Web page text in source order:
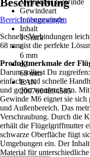
Metrisches Gewinde
Gewindeart
Innengewinde
Inhalt
1 Stück
d
6 mm
d2
68 mm
EAN
2007004694585
Bereich überspringen
Schnelle Verbindungen
68 mm ist die perfekte
Produktmerkmale der
Darum solltest Du
einfache und schnelle
und gelöst werden kann.
Gewinde M6 eignet sie
und Außenbereich. Das
Verschraubung. Durch die
erhält die Flügelgriffmutter
schwarze Oberfläche fügt
Umgebungen ein. Der
Material für